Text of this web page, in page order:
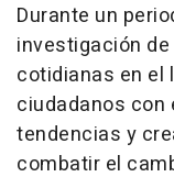
Durante un
investigación
cotidianas en el
ciudadanos
tendencias y
combatir el